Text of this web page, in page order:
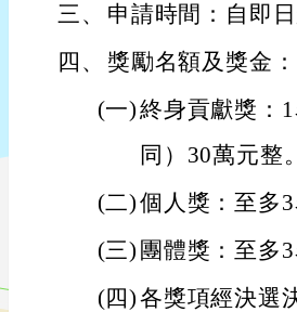
三、
申請時間：自即
四、
獎勵名額及獎金：
(一)終身貢獻獎：
同）30萬元整。
(二)個人獎：至多
(三) 團體獎：至多
(四)各獎項經決選